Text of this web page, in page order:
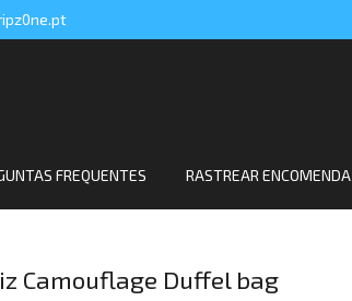
FREQUENTES RASTREAR ENCOMENDA
Camouflage Duffel bag